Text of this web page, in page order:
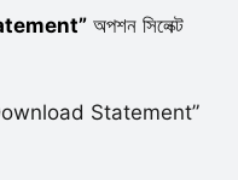
অপশন সিলেক্ট
Statement”